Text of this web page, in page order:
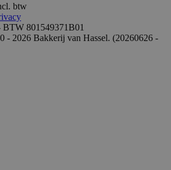
btw
801549371B01
- 2026 Bakkerij van Hassel. (20260626 -